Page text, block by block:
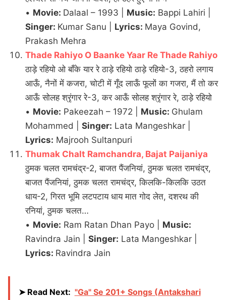
• Movie: Dalaal – 1993 | Music: Bappi Lahiri |
Singer: Kumar Sanu | Lyrics: Maya Govind,
Prakash Mehra
Thade Rahiyo O Baanke Yaar Re Thade Rahiyo
ठाड़े रहियो ओ बाँके यार रे ठाड़े रहियो ठाड़े रहियो-3, ठहरो लगाय
आऊँ, नैनों में कजरा, चोटी में गूँद लाऊँ फूलों का गजरा, मैं तो कर
आऊँ सोलह श्रृंगार रे-3, कर आऊँ सोलह श्रृंगार रे, ठाड़े रहियो
• Movie: Pakeezah – 1972 | Music: Ghulam
Mohammed | Singer: Lata Mangeshkar |
Lyrics: Majrooh Sultanpuri
Thumak Chalt Ramchandra, Bajat Paijaniya
ठुमक चलत रामचंद्र-2, बाजत पैंजनियां, ठुमक चलत रामचंद्र,
बाजत पैंजनियां, ठुमक चलत रामचंद्र, किलकि-किलकि उठत
धाय-2, गिरत भूमि लटपटाय धाय मात गोद लेत, दशरथ की
रनियां, ठुमक चलत…
• Movie: Ram Ratan Dhan Payo | Music:
Ravindra Jain | Singer: Lata Mangeshkar |
Lyrics: Ravindra Jain
➤ Read Next: "Ga" Se 201+ Songs (Antakshari